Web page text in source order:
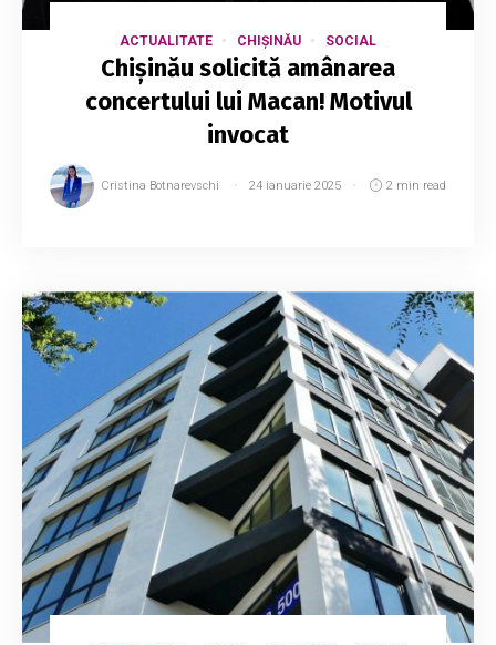
ACTUALITATE CHIȘINĂU SOCIAL
Chișinău solicită amânarea
concertului lui Macan! Motivul
invocat
Cristina Botnarevschi 24 ianuarie 2025 2 min read